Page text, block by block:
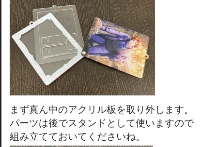
まず真ん中のアクリル板を取り外します。
パーツは後でスタンドとして使いますので
組み立てておいてくださいね。